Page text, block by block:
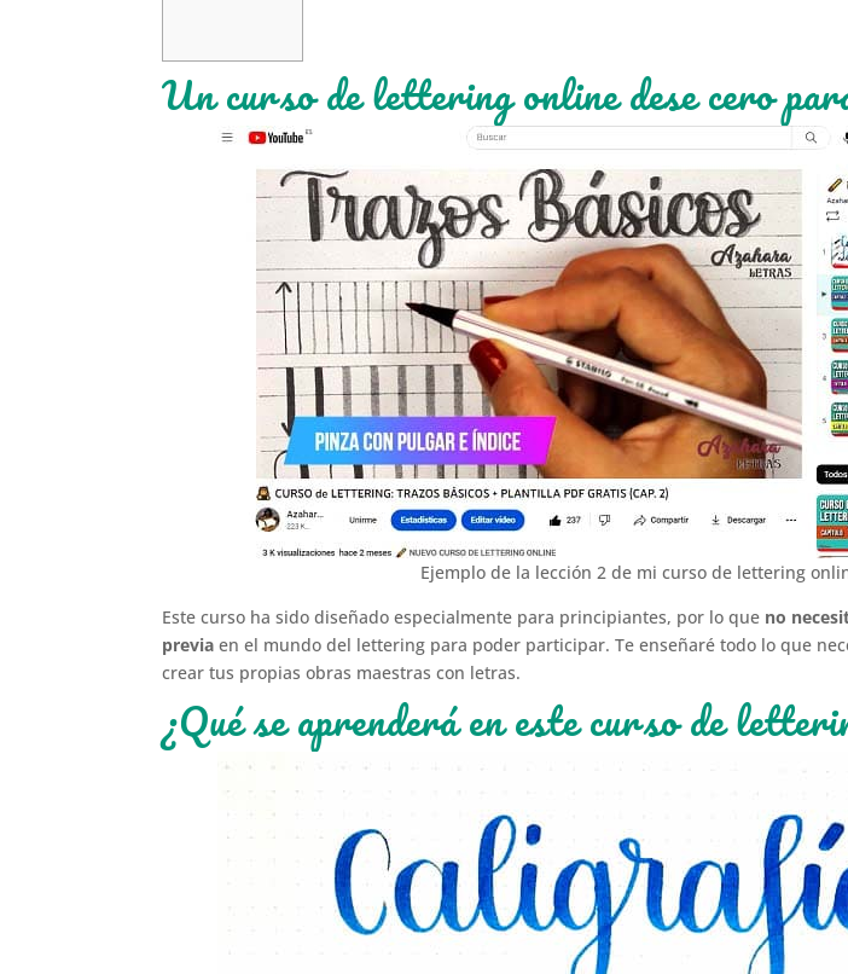
Un curso de lettering online dese cero
Ejemplo de la lección 2 de mi curso de lettering
Este curso ha sido diseñado especialmente para principiantes, por lo que no
previa en el mundo del lettering para poder participar. Te enseñaré todo lo que
crear tus propias obras maestras con letras.
¿Qué se aprenderá en este curso de